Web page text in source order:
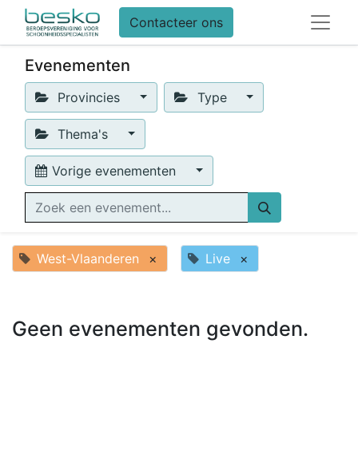
Contacteer ons
Evenementen
Provincies Type
Thema's
Vorige evenementen
West-Vlaanderen × Live ×
Geen evenementen gevonden.